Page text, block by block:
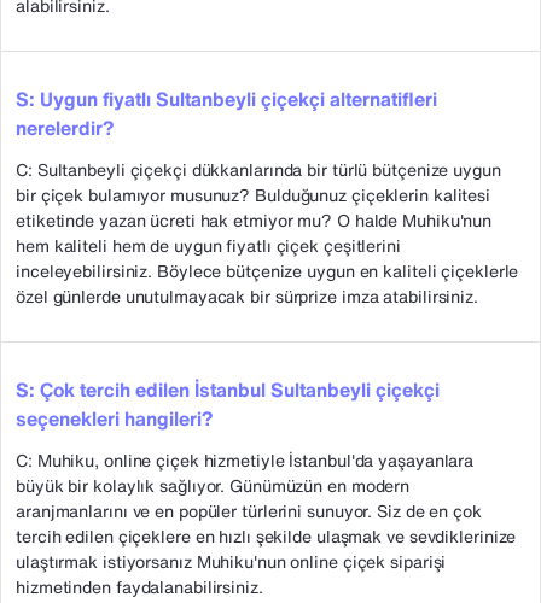
alabilirsiniz.
S: Uygun fiyatlı Sultanbeyli çiçekçi alternatifleri
nerelerdir?
C: Sultanbeyli çiçekçi dükkanlarında bir türlü bütçenize uygun
bir çiçek bulamıyor musunuz? Bulduğunuz çiçeklerin kalitesi
etiketinde yazan ücreti hak etmiyor mu? O halde Muhiku'nun
hem kaliteli hem de uygun fiyatlı çiçek çeşitlerini
inceleyebilirsiniz. Böylece bütçenize uygun en kaliteli çiçeklerle
özel günlerde unutulmayacak bir sürprize imza atabilirsiniz.
S: Çok tercih edilen İstanbul Sultanbeyli çiçekçi
seçenekleri hangileri?
C: Muhiku, online çiçek hizmetiyle İstanbul'da yaşayanlara
büyük bir kolaylık sağlıyor. Günümüzün en modern
aranjmanlarını ve en popüler türlerini sunuyor. Siz de en çok
tercih edilen çiçeklere en hızlı şekilde ulaşmak ve sevdiklerinize
ulaştırmak istiyorsanız Muhiku'nun online çiçek siparişi
hizmetinden faydalanabilirsiniz.